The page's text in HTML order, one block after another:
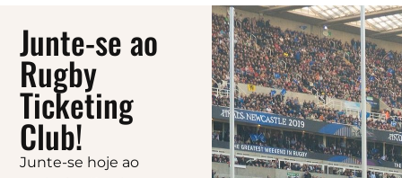
Junte-se ao
Rugby
Ticketing
Club!
Junte-se hoje ao